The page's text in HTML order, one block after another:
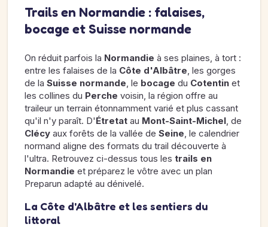
Trails en Normandie : falaises,
bocage et Suisse normande
On réduit parfois la Normandie à ses plaines, à tort :
entre les falaises de la Côte d'Albâtre, les gorges
de la Suisse normande, le bocage du Cotentin et
les collines du Perche voisin, la région offre au
traileur un terrain étonnamment varié et plus cassant
qu'il n'y paraît. D'Étretat au Mont-Saint-Michel, de
Clécy aux forêts de la vallée de Seine, le calendrier
normand aligne des formats du trail découverte à
l'ultra. Retrouvez ci-dessus tous les trails en
Normandie et préparez le vôtre avec un plan
Preparun adapté au dénivelé.
La Côte d'Albâtre et les sentiers du
littoral